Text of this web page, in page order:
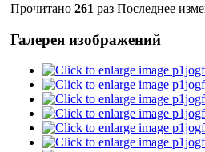
Прочитано 261 раз Последнее
Галерея изображений